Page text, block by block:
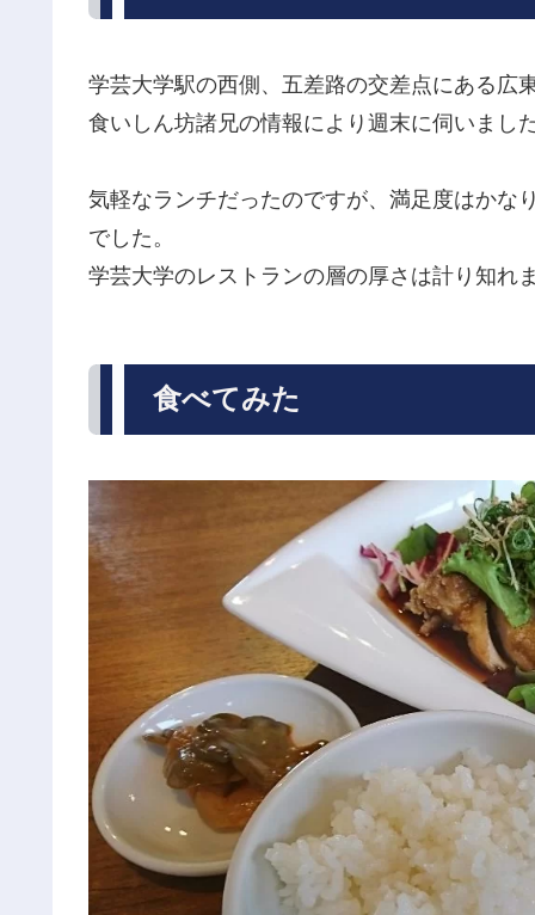
学芸大学駅の西側、五差路の交差点にある広
食いしん坊諸兄の情報により週末に伺いまし
気軽なランチだったのですが、満足度はかな
でした。
学芸大学のレストランの層の厚さは計り知れ
食べてみた